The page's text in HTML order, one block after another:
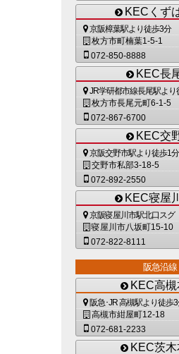
KECくず
京阪樟葉駅より徒歩3分
枚方市町楠葉1-5-1
072-850-8888
KEC長
JR学研都市線長尾駅より
枚方市長尾元町6-1-5
072-867-6700
KEC交
京阪交野市駅より徒歩1分
交野市私部3-18-5
072-892-2550
KEC寝屋
京阪寝屋川市駅北口スグ
寝屋川市八坂町15-10
072-822-8111
阪急沿線
KEC高槻
阪急･JR 高槻駅より徒歩
高槻市紺屋町12-18
072-681-2233
KEC茨木